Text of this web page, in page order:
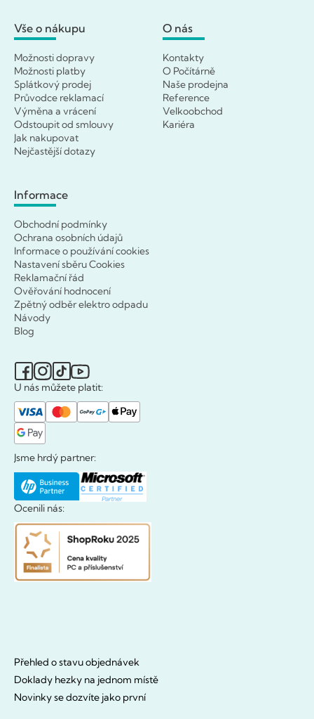
Vše o nákupu
Možnosti dopravy
Možnosti platby
Splátkový prodej
Průvodce reklamací
Výměna a vrácení
Odstoupit od smlouvy
Jak nakupovat
Nejčastější dotazy
O nás
Kontakty
O Počítárně
Naše prodejna
Reference
Velkoobchod
Kariéra
Informace
Obchodní podmínky
Ochrana osobních údajů
Informace o používání cookies
Nastavení sběru Cookies
Reklamační řád
Ověřování hodnocení
Zpětný odběr elektro odpadu
Návody
Blog
U nás můžete platit:
Jsme hrdý partner:
Ocenili nás:
Přehled o stavu objednávek
Doklady hezky na jednom místě
Novinky se dozvíte jako první